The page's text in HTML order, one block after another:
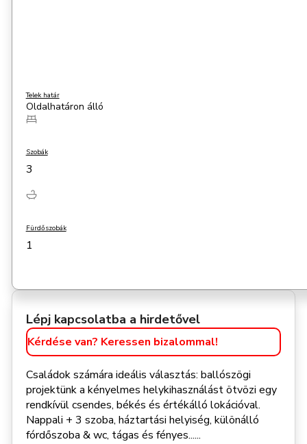
Telek határ
Oldalhatáron álló
Szobák
3
Fürdőszobák
1
Lépj kapcsolatba a hirdetővel
Kérdése van? Keressen bizalommal!
Családok számára ideális választás: ballószögi
projektünk a kényelmes helykihasználást ötvözi egy
rendkívül csendes, békés és értékálló lokációval.
Nappali + 3 szoba, háztartási helyiség, különálló
fórdőszoba & wc, tágas és fényes......